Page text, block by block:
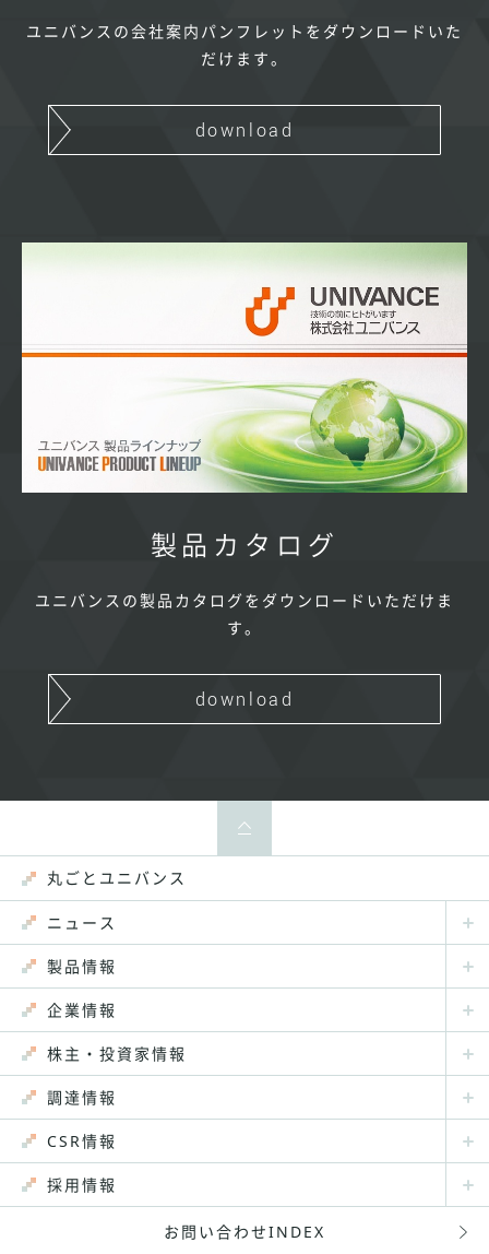
ユニバンスの会社案内パンフレットをダウンロードいた
だけます。
download
製品カタログ
ユニバンスの製品カタログをダウンロードいただけま
す。
download
丸ごとユニバンス
ニュース
製品情報
企業情報
株主・投資家情報
調達情報
CSR情報
採用情報
お問い合わせINDEX